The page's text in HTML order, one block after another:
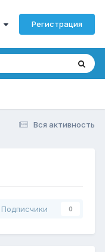
Регистрация
Вся активность
Подписчики 0